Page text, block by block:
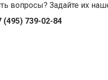
вопросы? Задайте их
(495) 739-02-84